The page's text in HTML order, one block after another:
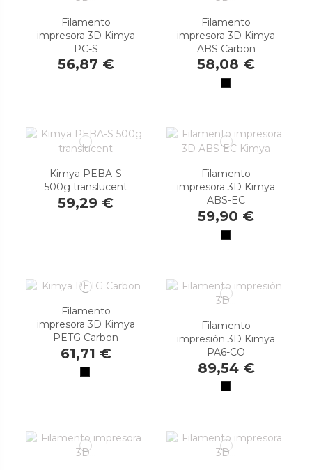
Filamento
impresora 3D Kimya
PC-S
56,87 €
Filamento
impresora 3D Kimya
ABS Carbon
58,08 €
Kimya PEBA-S
500g translucent
59,29 €
Filamento
impresora 3D Kimya
ABS-EC
59,90 €
Filamento
impresora 3D Kimya
PETG Carbon
61,71 €
Filamento
impresión 3D Kimya
PA6-CO
89,54 €